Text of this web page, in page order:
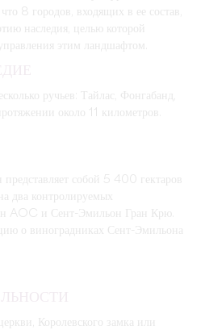
8 городов, входящих в ее состав,
наследия, целью которой
этим ландшафтом.
ручьев: Тайлас, Фонгабанд,
около 11 километров.
собой 5 400 гектаров
два контролируемых
AOC и Сент-Эмильон Гран Крю.
о виноградниках Сент-Эмильона
Королевского замка или